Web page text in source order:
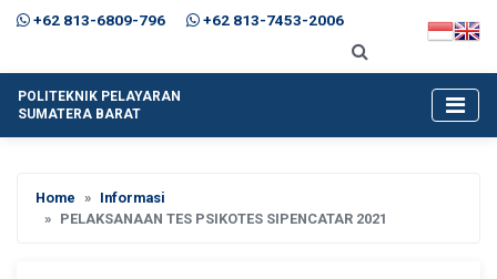
+62 813-6809-796 +62 813-7453-2006
POLITEKNIK PELAYARAN
SUMATERA BARAT
Home
Informasi
PELAKSANAAN TES PSIKOTES SIPENCATAR 2021